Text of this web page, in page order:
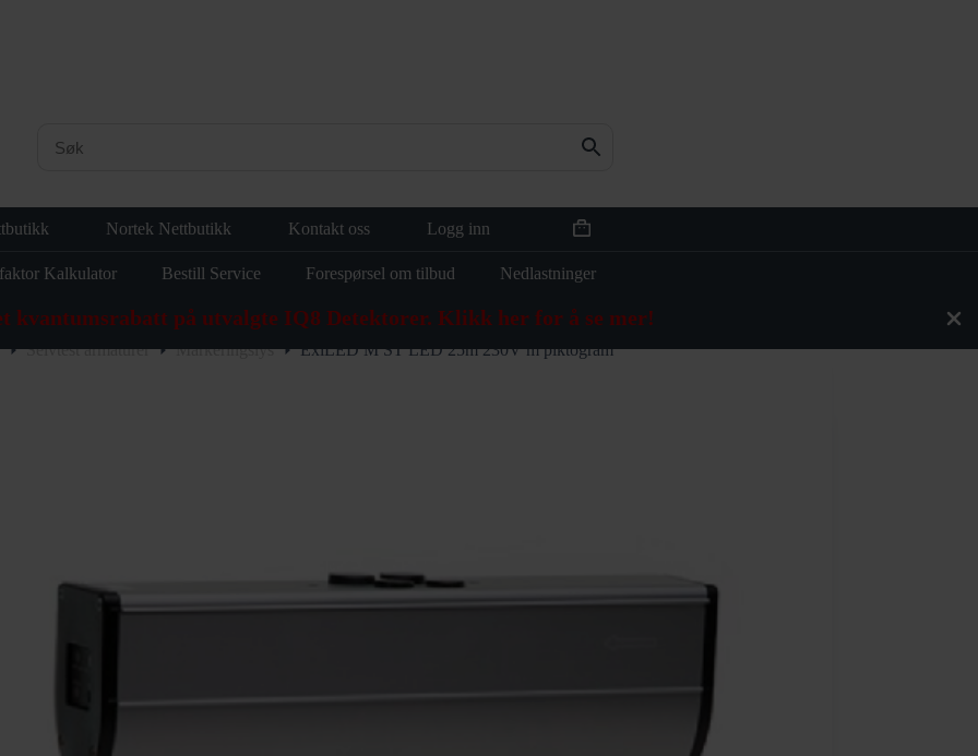
kvantumsrabatt på utvalgte IQ8 Detektorer. Klikk her for å se mer!
Nortek Nettbutikk Kontakt oss Logg inn Handlekurv
Kalkulator Bestill Service Forespørsel om tilbud Nedlastninger
Selvtest armaturer Markeringslys ExiLED M ST LED 25m 230V m piktogram